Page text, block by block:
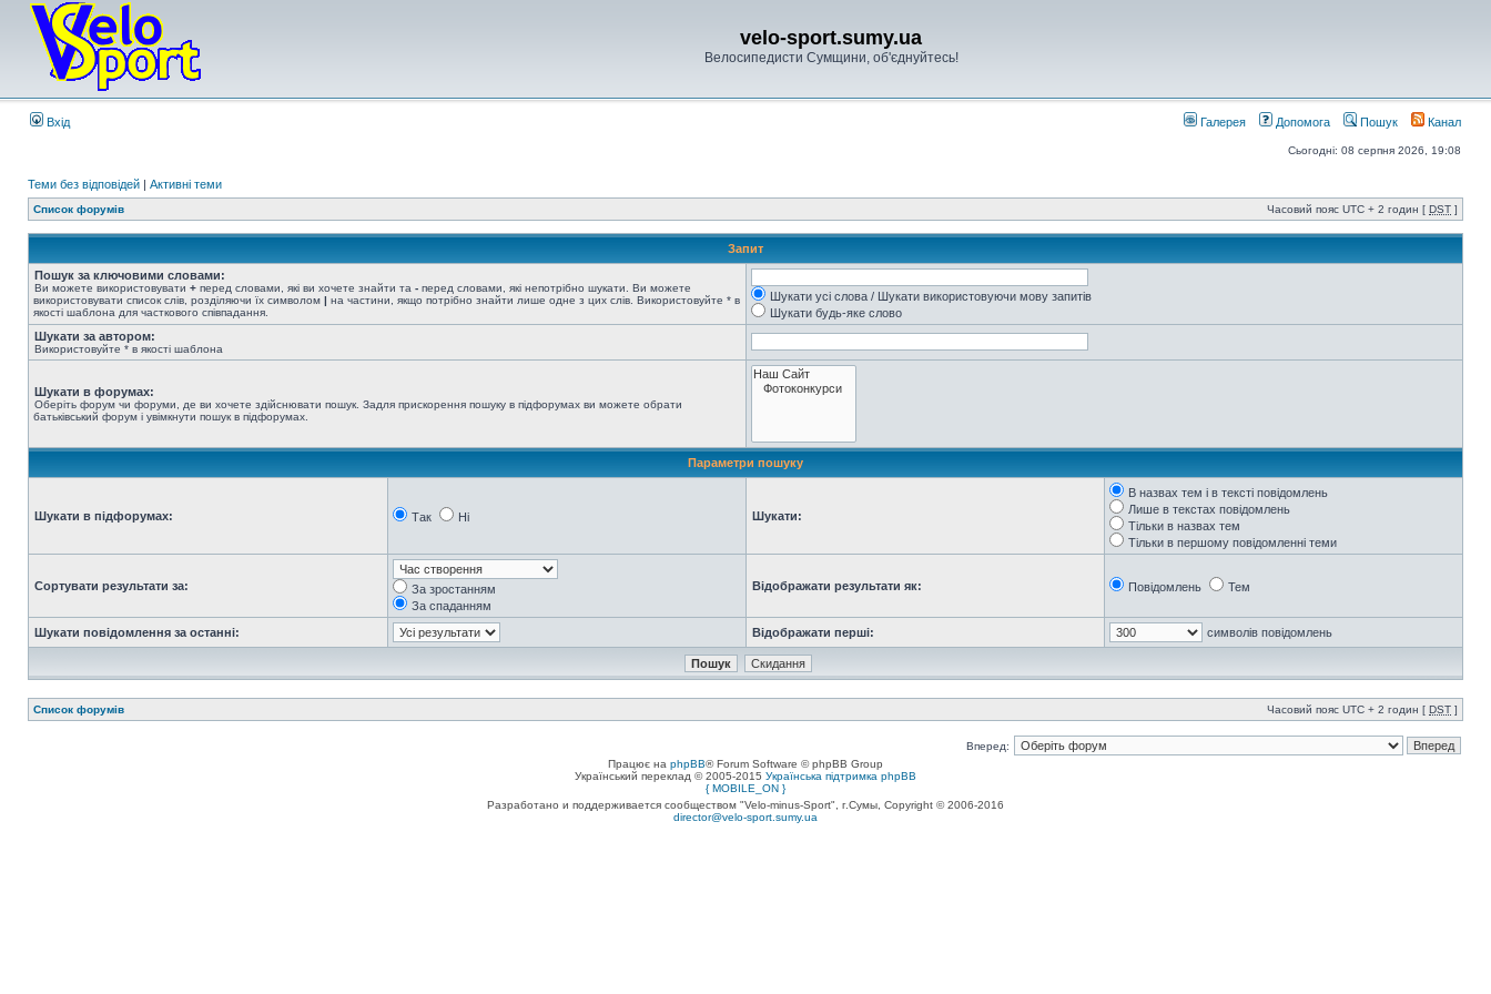
velo-sport.sumy.ua
Велосипедисти Сумщини, об'єднуйтесь!
Вхід Галерея Допомога Пошук Канал
Сьогодні: 08 серпня 2026, 19:08
Теми без відповідей | Активні теми
Список форумів Часовий пояс UTC + 2 годин [ DST ]
Запит
Пошук за ключовими словами:
Ви можете використовувати + перед словами, які ви хочете знайти та - перед словами, які непотрібно шукати. Ви можете
використовувати список слів, розділяючи їх символом | на частини, якщо потрібно знайти лише одне з цих слів. Використовуйте * в
якості шаблона для часткового співпадання.
Шукати усі слова / Шукати використовуючи мову запитів
Шукати будь-яке слово
Шукати за автором:
Використовуйте * в якості шаблона
Шукати в форумах:
Оберіть форум чи форуми, де ви хочете здійснювати пошук. Задля прискорення пошуку в підфорумах ви можете обрати
батьківський форум і увімкнути пошук в підфорумах.
Параметри пошуку
Шукати в підфорумах: Так Ні Шукати:
В назвах тем і в тексті повідомлень
Лише в текстах повідомлень
Тільки в назвах тем
Тільки в першому повідомленні теми
Сортувати результати за:
За зростанням
За спаданням
Відображати результати як: Повідомлень Тем
Шукати повідомлення за останні: Відображати перші: символів повідомлень
Список форумів Часовий пояс UTC + 2 годин [ DST ]
Вперед:
Працює на phpBB® Forum Software © phpBB Group
Український переклад © 2005-2015 Українська підтримка phpBB
{ MOBILE_ON }
Разработано и поддерживается сообществом "Velo-minus-Sport", г.Сумы, Copyright © 2006-2016
director@velo-sport.sumy.ua